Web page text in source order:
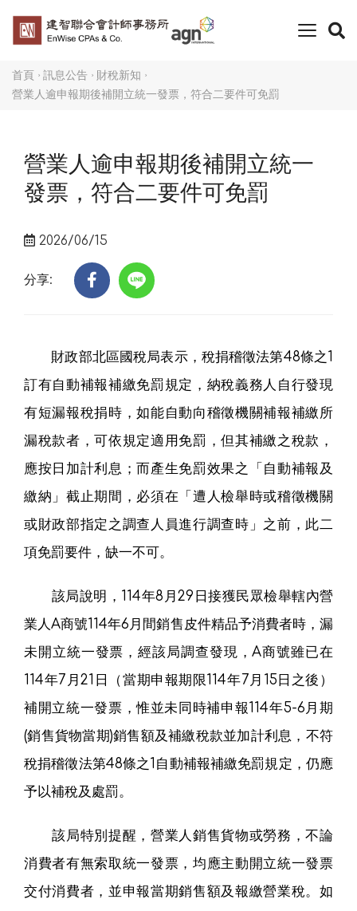
toggle
首頁 訊息公告
財稅新知
營業人逾申報期後補開立統一發票，符合二要件可免罰
營業人逾申報期後補開立統一
發票，符合二要件可免罰
2026/06/15
分享:
財政部北區國稅局表示，稅捐稽徵法第48條之1
訂有自動補報補繳免罰規定，納稅義務人自行發現
有短漏報稅捐時，如能自動向稽徵機關補報補繳所
漏稅款者，可依規定適用免罰，但其補繳之稅款，
應按日加計利息；而產生免罰效果之「自動補報及
繳納」截止期間，必須在「遭人檢舉時或稽徵機關
或財政部指定之調查人員進行調查時」之前，此二
項免罰要件，缺一不可。
該局說明，114年8月29日接獲民眾檢舉轄內營
業人A商號114年6月間銷售皮件精品予消費者時，漏
未開立統一發票，經該局調查發現，A商號雖已在
114年7月21日（當期申報期限114年7月15日之後）
補開立統一發票，惟並未同時補申報114年5-6月期
(銷售貨物當期)銷售額及補繳稅款並加計利息，不符
稅捐稽徵法第48條之1自動補報補繳免罰規定，仍應
予以補稅及處罰。
該局特別提醒，營業人銷售貨物或勞務，不論
消費者有無索取統一發票，均應主動開立統一發票
交付消費者，並申報當期銷售額及報繳營業稅。如